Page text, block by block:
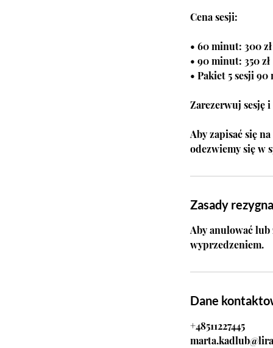
Cena sesji:
• 60 minut: 300 zł
• 90 minut: 350 zł
• Pakiet 5 sesji 90
Zarezerwuj sesję
Aby zapisać się
odezwiemy się w
Zasady
Aby anulować
wyprzedzeniem.
Dane
+48511227445